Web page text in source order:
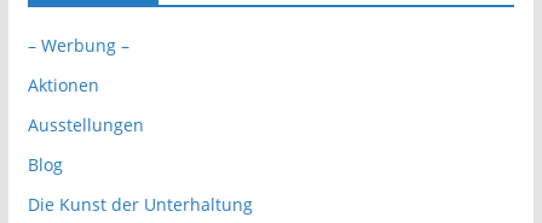
– Werbung –
Aktionen
Ausstellungen
Blog
Die Kunst der Unterhaltung